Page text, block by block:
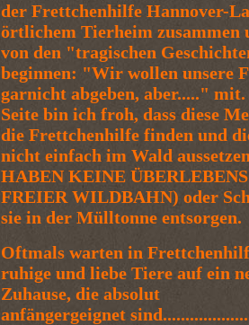
der Frettchenhilfe Hannover-
örtlichem Tierheim zusammen
von den "tragischen
beginnen: "Wir wollen unsere
garnicht abgeben, aber....."
Seite bin ich froh, dass diese
die Frettchenhilfe finden und
nicht einfach im Wald
HABEN KEINE
FREIER WILDBAHN) oder
sie in der Mülltonne entsorgen.
Oftmals warten in
ruhige und liebe Tiere auf ein
Zuhause, die absolut
anfängergeignet